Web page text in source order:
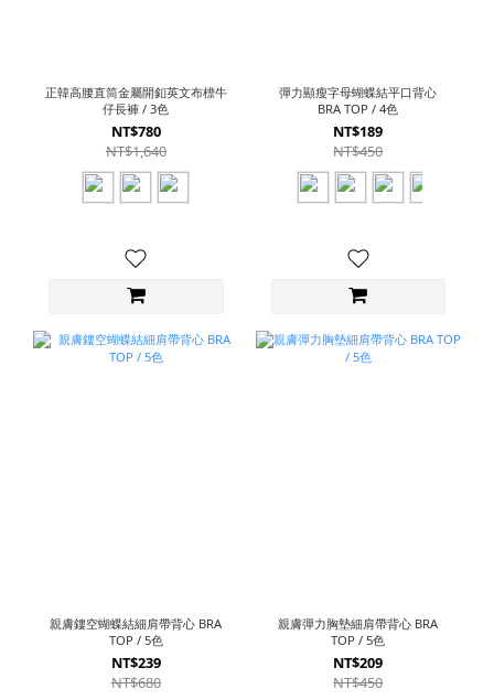
正韓高腰直筒金屬開釦英文布標牛
仔長褲 / 3色
NT$780
NT$1,640
彈力顯瘦字母蝴蝶結平口背心
BRA TOP / 4色
NT$189
NT$450
親膚鏤空蝴蝶結細肩帶背心 BRA
TOP / 5色
NT$239
NT$680
親膚彈力胸墊細肩帶背心 BRA
TOP / 5色
NT$209
NT$450